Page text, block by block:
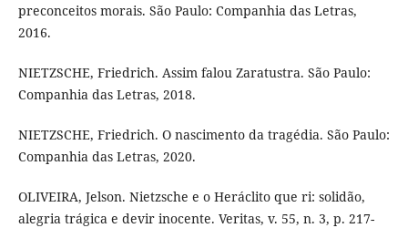
preconceitos morais. São Paulo: Companhia das Letras,
2016.
NIETZSCHE, Friedrich. Assim falou Zaratustra. São Paulo:
Companhia das Letras, 2018.
NIETZSCHE, Friedrich. O nascimento da tragédia. São Paulo:
Companhia das Letras, 2020.
OLIVEIRA, Jelson. Nietzsche e o Heráclito que ri: solidão,
alegria trágica e devir inocente. Veritas, v. 55, n. 3, p. 217-